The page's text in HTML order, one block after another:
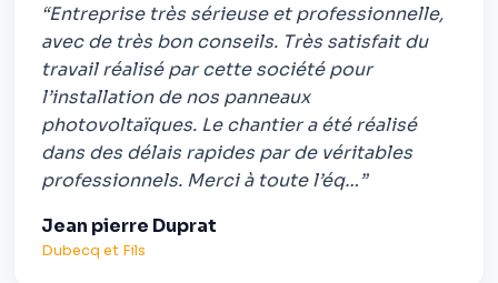
“Entreprise très sérieuse et professionnelle,
avec de très bon conseils. Très satisfait du
travail réalisé par cette société pour
l’installation de nos panneaux
photovoltaïques. Le chantier a été réalisé
dans des délais rapides par de véritables
professionnels. Merci à toute l’éq…”
Jean pierre Duprat
Dubecq et Fils